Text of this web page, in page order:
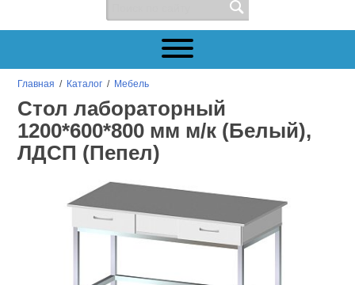
Главная / Каталог / Мебель
Стол лабораторный
1200*600*800 мм м/к (Белый),
ЛДСП (Пепел)